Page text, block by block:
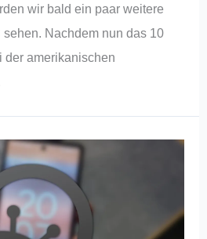
wir bald ein paar weitere
Nachdem nun das 10
der amerikanischen